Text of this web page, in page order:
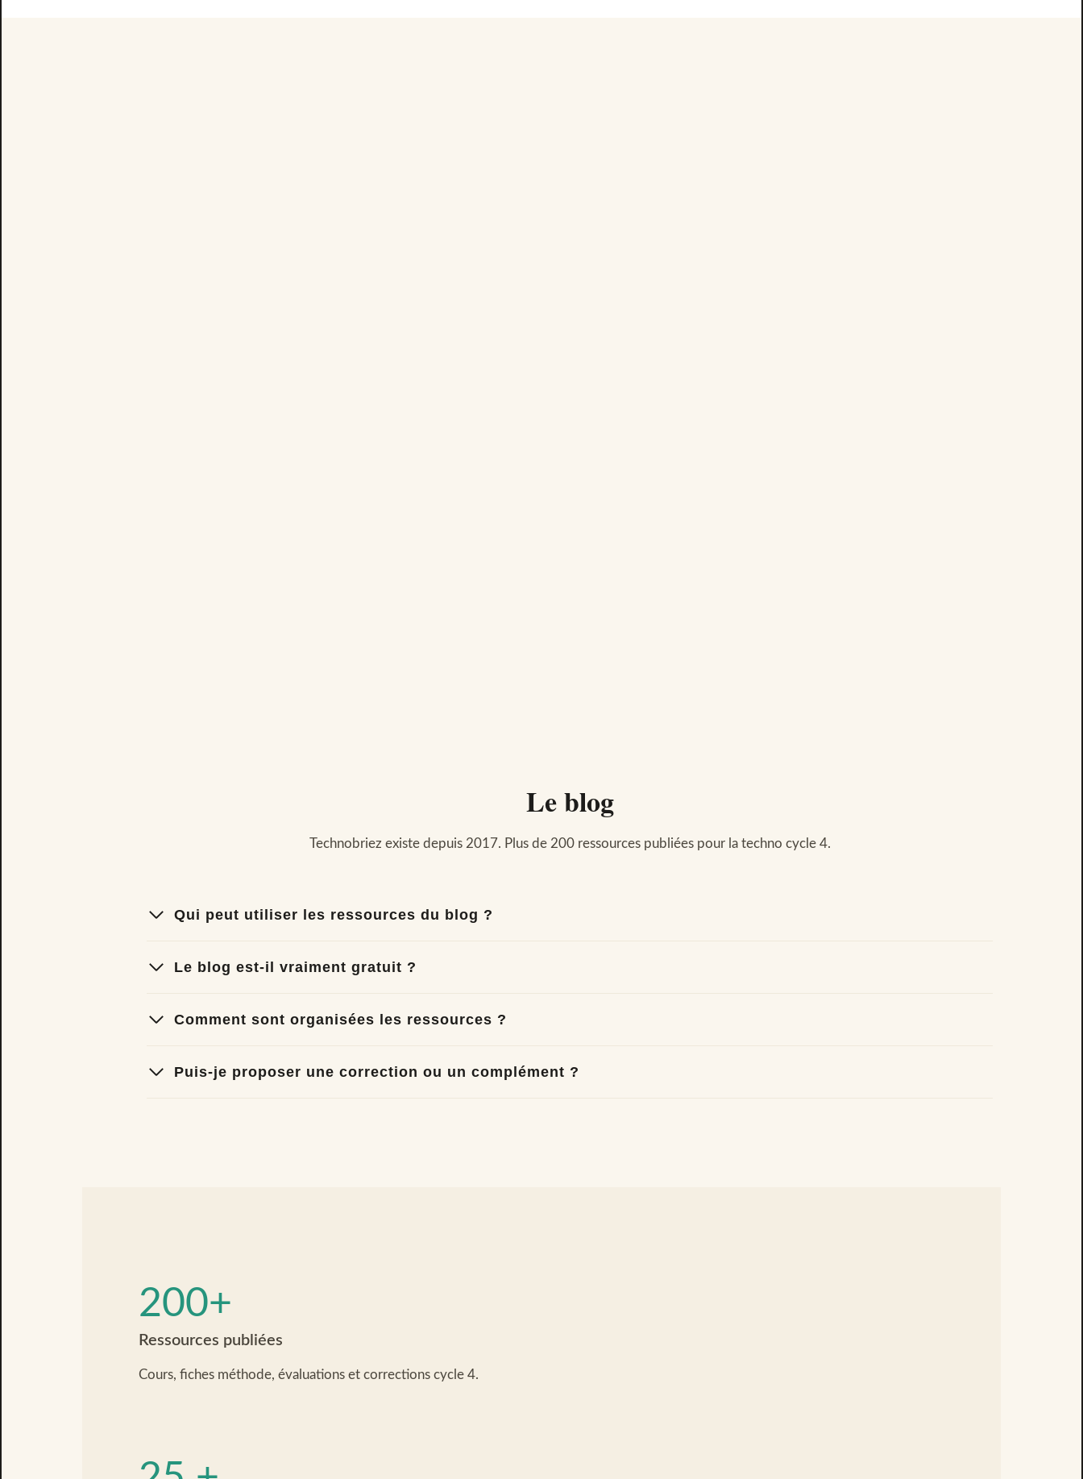
Le blog
Technobriez existe depuis 2017. Plus de 200 ressources publiées pour la techno cycle 4.
Qui peut utiliser les ressources du blog ?
Le blog est-il vraiment gratuit ?
Comment sont organisées les ressources ?
Puis-je proposer une correction ou un complément ?
200+
Ressources publiées
Cours, fiches méthode, évaluations et corrections cycle 4.